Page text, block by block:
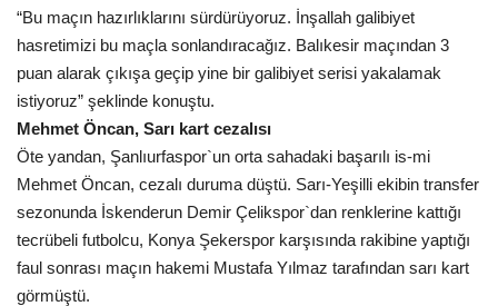
İletişim
Kültür Sanat
“Bu maçın hazırlıklarını sürdürüyoruz. İnşallah galibiyet
hasretimizi bu maçla sonlandıracağız. Balıkesir maçından 3
puan alarak çıkışa geçip yine bir galibiyet serisi yakalamak
istiyoruz” şeklinde konuştu.
Mehmet Öncan, Sarı kart cezalısı
Öte yandan, Şanlıurfaspor`un orta sahadaki başarılı is-mi
Mehmet Öncan, cezalı duruma düştü. Sarı-Yeşilli ekibin transfer
sezonunda İskenderun Demir Çelikspor`dan renklerine kattığı
tecrübeli futbolcu, Konya Şekerspor karşısında rakibine yaptığı
faul sonrası maçın hakemi Mustafa Yılmaz tarafından sarı kart
görmüştü.